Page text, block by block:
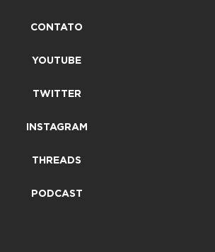
CONTATO
YOUTUBE
TWITTER
INSTAGRAM
THREADS
PODCAST